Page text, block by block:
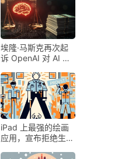
埃隆·马斯克再次起
诉 OpenAI 对 AI 行
iPad 上最强的绘画
应用，宣布拒绝生成